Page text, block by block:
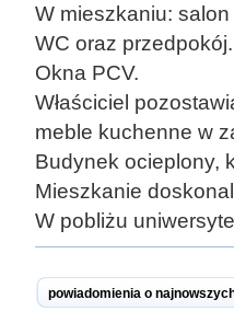
W mieszkaniu:
WC oraz przedpokój.
Okna PCV.
Właściciel
meble kuchenne w
Budynek ocieplony,
Mieszkanie
W pobliżu
powiadomienia o